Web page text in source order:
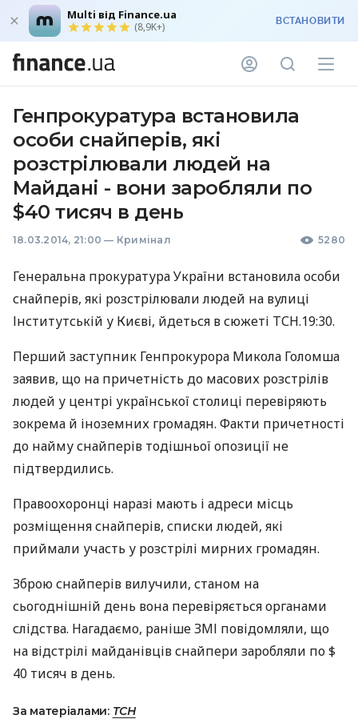
Multi від Finance.ua
(8,9K+) ВСТАНОВИТИ
Генпрокуратура встановила
особи снайперів, які
розстрілювали людей на
Майдані - вони заробляли по
$40 тисяч в день
18.03.2014, 21:00 — Кримінал 5280
Генеральна прокуратура України встановила особи
снайперів, які розстрілювали людей на вулиці
Інститутській у Києві, йдеться в сюжеті ТСН.19:30.
Перший заступник Генпрокурора Микола Голомша
заявив, що на причетність до масових розстрілів
людей у центрі української столиці перевіряють
зокрема й іноземних громадян. Факти причетності
до найму снайперів тодішньої опозиції не
підтвердились.
Правоохоронці наразі мають і адреси місць
розміщення снайперів, списки людей, які
приймали участь у розстрілі мирних громадян.
Зброю снайперів вилучили, станом на
сьогоднішній день вона перевіряється органами
слідства. Нагадаємо, ранішеЗМІ повідомляли, що
на відстрілі майданівців снайпери заробляли по $
40 тисяч в день.
За матеріалами: ТСН